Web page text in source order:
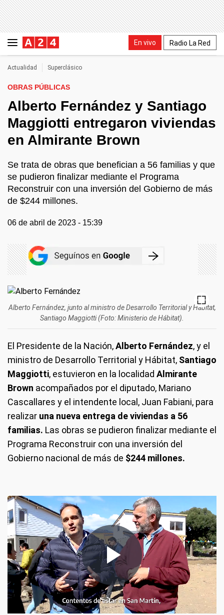
En vivo Radio La Red
Actualidad Superclásico
OBRAS PÚBLICAS
Alberto Fernández y Santiago
Maggiotti entregaron viviendas
en Almirante Brown
Se trata de obras que benefician a 56 familias y que
se pudieron finalizar mediante el Programa
Reconstruir con una inversión del Gobierno de más
de $244 millones.
06 de abril de 2023 - 15:39
Alberto Fernández, junto al ministro de Desarrollo Territorial y Hábitat,
Santiago Maggiotti (Foto: Ministerio de Hábitat).
El Presidente de la Nación,Alberto Fernández, y el
ministro de Desarrollo Territorial y Hábitat, Santiago
Maggiotti, estuvieron en la localidad Almirante
Brown acompañados por el diputado, Mariano
Cascallares y el intendente local, Juan Fabiani, para
realizar una nueva entrega de viviendas a 56
familias. Las obras se pudieron finalizar mediante el
Programa Reconstruir con una inversión del
Gobierno nacional de más de $244 millones.